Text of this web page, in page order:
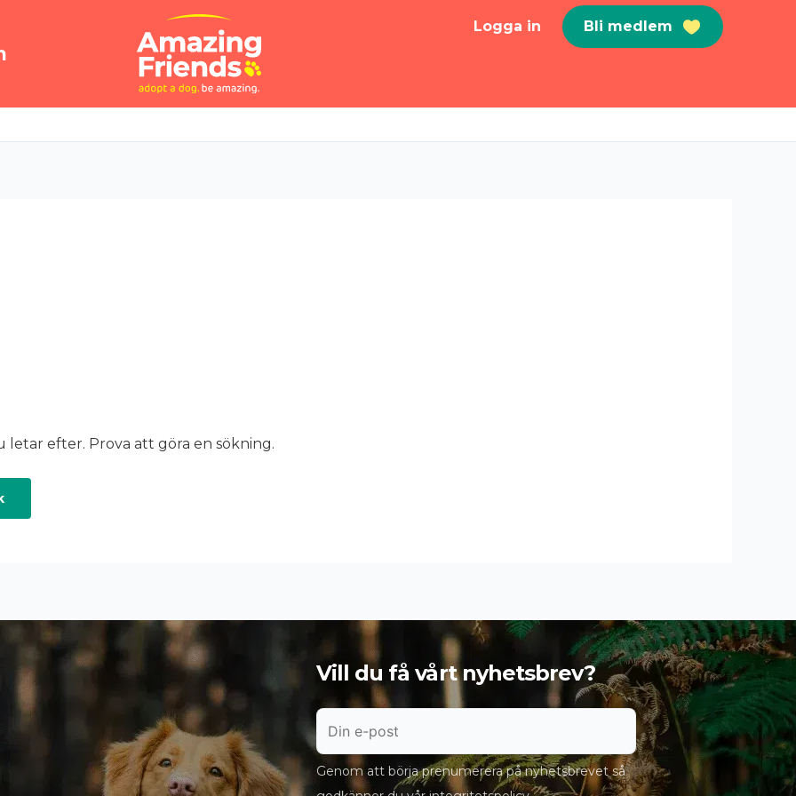
Logga in Bli medlem
efter. Prova att göra en sökning.
Vill du få vårt nyhetsbrev?
Genom att börja prenumerera på nyhetsbrevet så